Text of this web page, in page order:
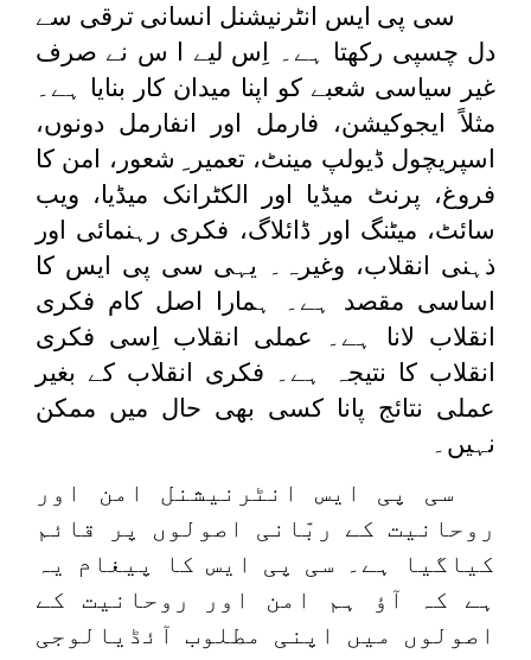
سی پی ایس انٹرنیشنل انسانی ترقی سے
دل چسپی رکھتا ہے۔ اِس لیے ا س نے صرف
غیر سیاسی شعبے کو اپنا میدان کار بنایا ہے۔
مثلاً ایجوکیشن، فارمل اور انفارمل دونوں،
اسپریچول ڈیولپ مینٹ، تعمیر ِ شعور، امن کا
فروغ، پرنٹ میڈیا اور الکٹرانک میڈیا، ویب
سائٹ، میٹنگ اور ڈائلاگ، فکری رہنمائی اور
ذہنی انقلاب، وغیرہ۔ یہی سی پی ایس کا
اساسی مقصد ہے۔ ہمارا اصل کام فکری
انقلاب لانا ہے۔ عملی انقلاب اِسی فکری
انقلاب کا نتیجہ ہے۔ فکری انقلاب کے بغیر
عملی نتائج پانا کسی بھی حال میں ممکن
نہیں۔
سی پی ایس انٹرنیشنل امن اور
روحانیت کے ربّانی اصولوں پر قائم
کیاگیا ہے۔ سی پی ایس کا پیغام یہ
ہے کہ آؤ ہم امن اور روحانیت کے
اصولوں میں اپنی مطلوب آئڈیالوجی